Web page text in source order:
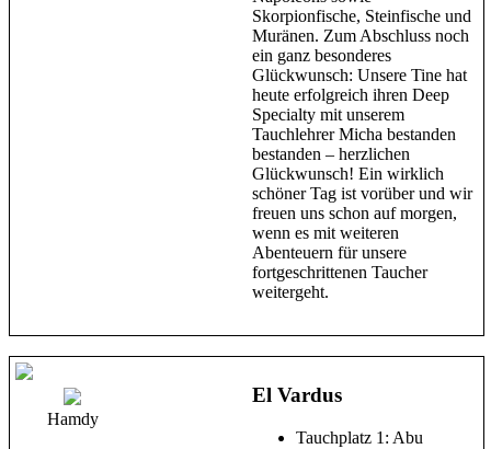
Skorpionfische, Steinfische und
Muränen. Zum Abschluss noch
ein ganz besonderes
Glückwunsch: Unsere Tine hat
heute erfolgreich ihren Deep
Specialty mit unserem
Tauchlehrer Micha bestanden
bestanden – herzlichen
Glückwunsch! Ein wirklich
schöner Tag ist vorüber und wir
freuen uns schon auf morgen,
wenn es mit weiteren
Abenteuern für unsere
fortgeschrittenen Taucher
weitergeht.
Hamdy
El Vardus
Tauchplatz 1: Abu